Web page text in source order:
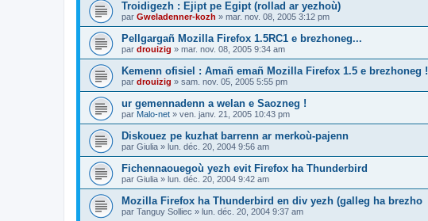
Troidigezh : Ejipt pe Egipt (rollad ar yezhoù)
par Gweladenner-kozh » mar. nov. 08, 2005 3:12 pm
Pellgargañ Mozilla Firefox 1.5RC1 e brezhoneg...
par drouizig » mar. nov. 08, 2005 9:34 am
Kemenn ofisiel : Amañ emañ Mozilla Firefox 1.5 e brezhoneg !
par drouizig » sam. nov. 05, 2005 5:55 pm
ur gemennadenn a welan e Saozneg !
par Malo-net » ven. janv. 21, 2005 10:43 pm
Diskouez pe kuzhat barrenn ar merkoù-pajenn
par Giulia » lun. déc. 20, 2004 9:56 am
Fichennaouegoù yezh evit Firefox ha Thunderbird
par Giulia » lun. déc. 20, 2004 9:42 am
Mozilla Firefox ha Thunderbird en div yezh (galleg ha brezho
par Tanguy Solliec » lun. déc. 20, 2004 9:37 am